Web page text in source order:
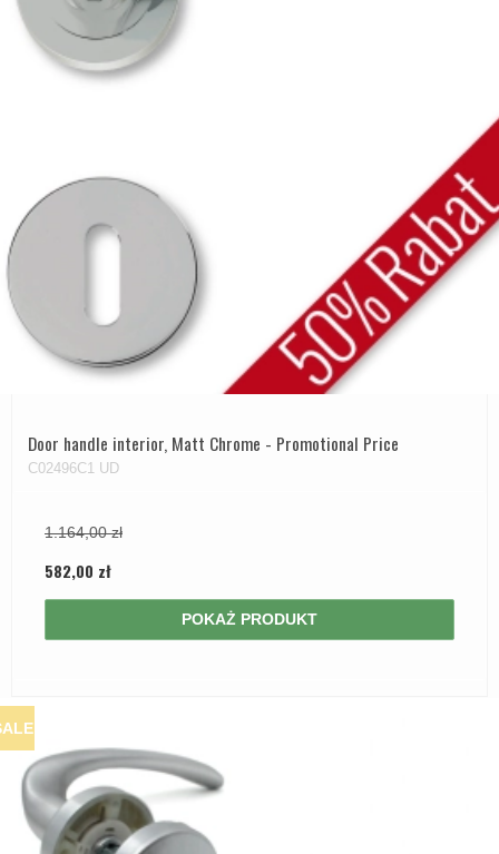
Door handle interior, Matt Chrome - Promotional Price
C02496C1 UD
1.164,00 zł
582,00 zł
POKAŻ PRODUKT